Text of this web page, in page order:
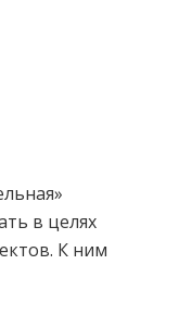
в целях
К ним